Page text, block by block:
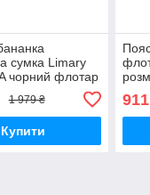
сумка Limary
чорний флотар
1 979 ₴
Купити
911